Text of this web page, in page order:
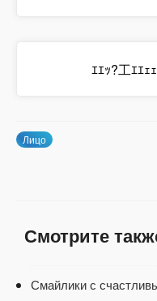
ｴｴｯ?工ｴｴｪ
Лицо
Смотрите
Смайлики с